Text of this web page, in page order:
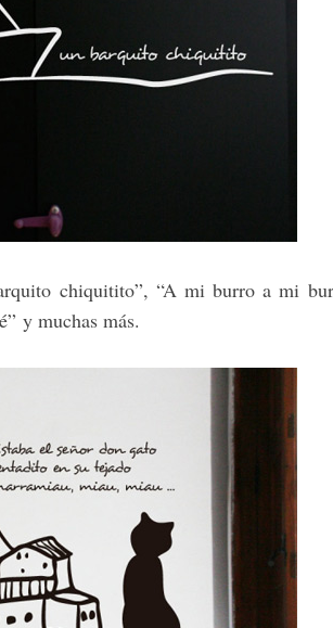
chiquitito”, “A mi burro a mi
y muchas más.